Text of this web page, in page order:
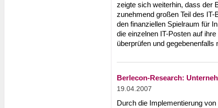
zeigte sich weiterhin, dass der
zunehmend großen Teil des
den finanziellen Spielraum für
die einzelnen IT-Posten auf
überprüfen und gegebenenfalls
Berlecon-Research:
19.04.2007
Durch die Implementierung